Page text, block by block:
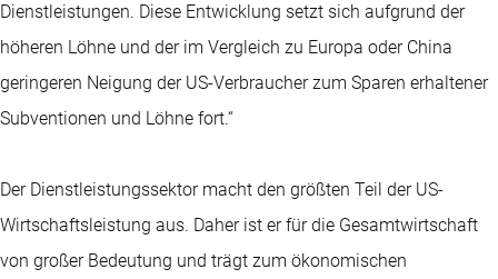
Dienstleistungen. Diese Entwicklung setzt sich aufgrund der
höheren Löhne und der im Vergleich zu Europa oder China
geringeren Neigung der US-Verbraucher zum Sparen erhaltener
Subventionen und Löhne fort.“
Der Dienstleistungssektor macht den größten Teil der US-
Wirtschaftsleistung aus. Daher ist er für die Gesamtwirtschaft
von großer Bedeutung und trägt zum ökonomischen